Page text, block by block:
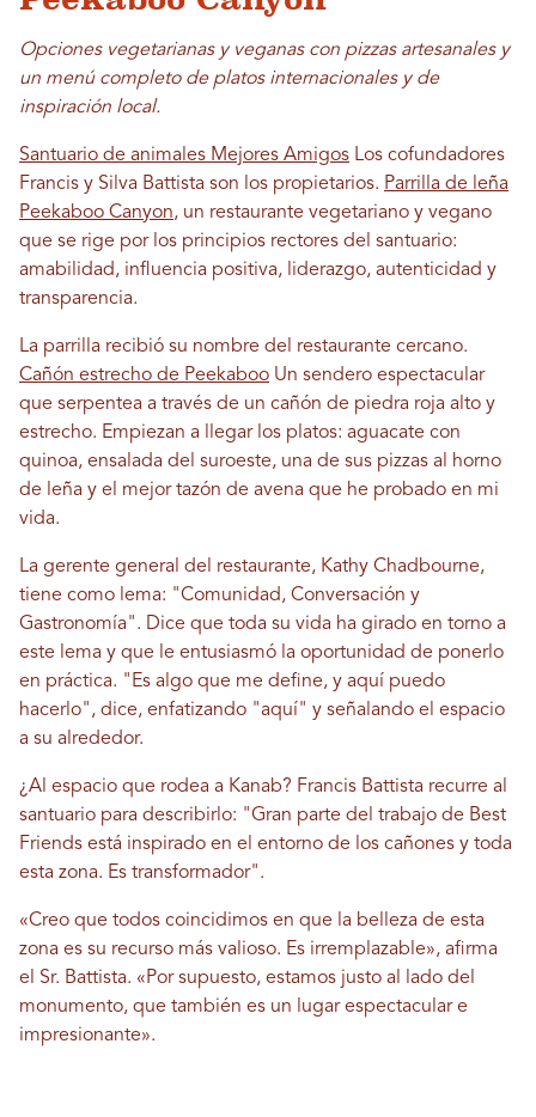
Opciones vegetarianas y veganas con pizzas artesanales y
un menú completo de platos internacionales y de
inspiración local.
Santuario de animales Mejores Amigos Los cofundadores
Francis y Silva Battista son los propietarios. Parrilla de leña
Peekaboo Canyon, un restaurante vegetariano y vegano
que se rige por los principios rectores del santuario:
amabilidad, influencia positiva, liderazgo, autenticidad y
transparencia.
La parrilla recibió su nombre del restaurante cercano.
Cañón estrecho de Peekaboo Un sendero espectacular
que serpentea a través de un cañón de piedra roja alto y
estrecho. Empiezan a llegar los platos: aguacate con
quinoa, ensalada del suroeste, una de sus pizzas al horno
de leña y el mejor tazón de avena que he probado en mi
vida.
La gerente general del restaurante, Kathy Chadbourne,
tiene como lema: "Comunidad, Conversación y
Gastronomía". Dice que toda su vida ha girado en torno a
este lema y que le entusiasmó la oportunidad de ponerlo
en práctica. "Es algo que me define, y aquí puedo
hacerlo", dice, enfatizando "aquí" y señalando el espacio
a su alrededor.
¿Al espacio que rodea a Kanab? Francis Battista recurre al
santuario para describirlo: "Gran parte del trabajo de Best
Friends está inspirado en el entorno de los cañones y toda
esta zona. Es transformador".
«Creo que todos coincidimos en que la belleza de esta
zona es su recurso más valioso. Es irremplazable», afirma
el Sr. Battista. «Por supuesto, estamos justo al lado del
monumento, que también es un lugar espectacular e
impresionante».